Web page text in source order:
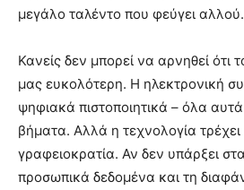
μεγάλο ταλέντο που φεύγει αλλού.
Κανείς δεν μπορεί να αρνηθεί ότι
μας ευκολότερη. Η ηλεκτρονική
ψηφιακά πιστοποιητικά – όλα
βήματα. Αλλά η τεχνολογία
γραφειοκρατία. Αν δεν υπάρξει
προσωπικά δεδομένα και τη